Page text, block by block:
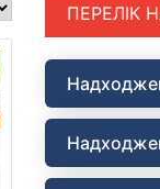
ПЕРЕЛІК